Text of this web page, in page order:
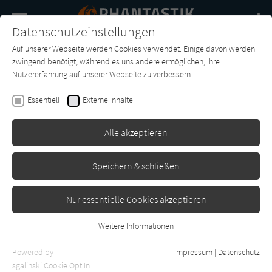
SUCHE
Buch-
Entdecker
Forum Charts
Datenschutzeinstellungen
Auf unserer Webseite werden Cookies verwendet. Einige davon werden
zwingend benötigt, während es uns andere ermöglichen, Ihre
Nutzererfahrung auf unserer Webseite zu verbessern.
Essentiell Externe Inhalte
Alle akzeptieren
Speichern & schließen
Nur essentielle Cookies akzeptieren
Essentielle Cookies werden für grundlegende Funktionen der
Webseite benötigt. Dadurch ist gewährleistet, dass die Webseite
Weitere Informationen
Powered by
sgalinski Cookie Opt In
Impressum | Datenschutz